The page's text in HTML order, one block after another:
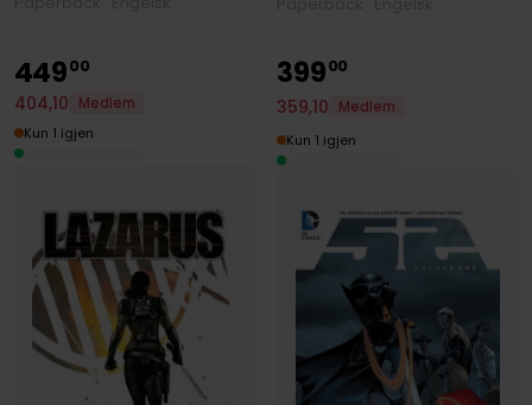
44900
404,10
Medlem
Kun 1 igjen
39900
359,10
Medlem
Kun 1 igjen